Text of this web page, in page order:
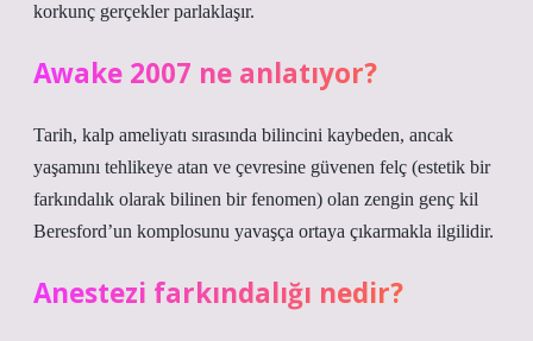
korkunç gerçekler parlaklaşır.
Awake 2007 ne anlatıyor?
Tarih, kalp ameliyatı sırasında bilincini kaybeden, ancak
yaşamını tehlikeye atan ve çevresine güvenen felç (estetik bir
farkındalık olarak bilinen bir fenomen) olan zengin genç kil
Beresford’un komplosunu yavaşça ortaya çıkarmakla ilgilidir.
Anestezi farkındalığı nedir?